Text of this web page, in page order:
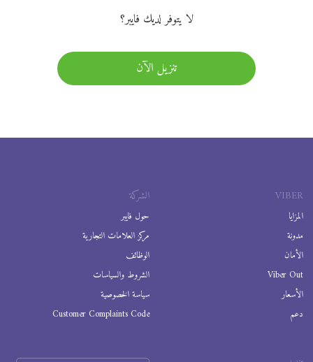
لا يتوفر لديك فايبر؟
تنزيل الآن
VIBER
المزايا
مدونة
الأمان
Viber Out
الأسعار
دعم
الشركة
حول فايبر
مركز العلامات التجارية
الوظائف
الشروط والسياسات
سياسة الخصوصية
Customer Complaints Code